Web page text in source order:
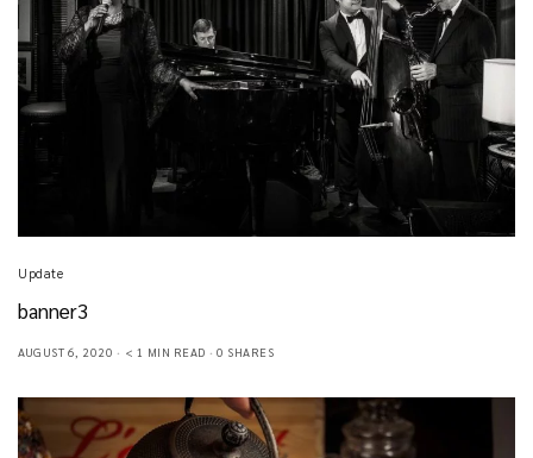
Update
banner3
AUGUST 6, 2020 < 1 MIN READ 0 SHARES